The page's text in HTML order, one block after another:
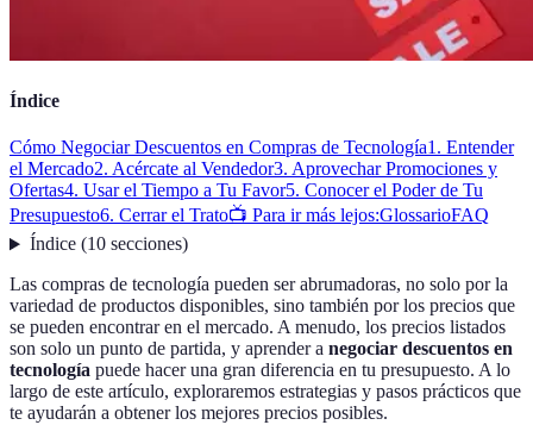
Índice
Cómo Negociar Descuentos en Compras de Tecnología1. Entender
el Mercado2. Acércate al Vendedor3. Aprovechar Promociones y
Ofertas4. Usar el Tiempo a Tu Favor5. Conocer el Poder de Tu
Presupuesto6. Cerrar el Trato📺 Para ir más lejos:GlossarioFAQ
Índice(10 secciones)
Las compras de tecnología pueden ser abrumadoras, no solo por la
variedad de productos disponibles, sino también por los precios que
se pueden encontrar en el mercado. A menudo, los precios listados
son solo un punto de partida, y aprender a negociar descuentos en
tecnología puede hacer una gran diferencia en tu presupuesto. A lo
largo de este artículo, exploraremos estrategias y pasos prácticos que
te ayudarán a obtener los mejores precios posibles.